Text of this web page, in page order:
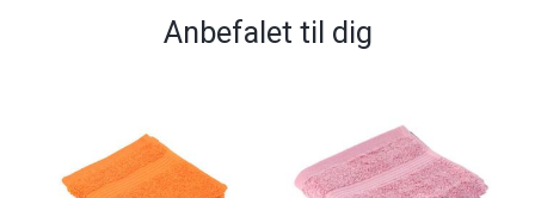
Anbefalet til dig